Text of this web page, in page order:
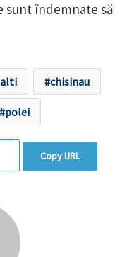
sunt îndemnate să
chisinau
polei
Copy URL